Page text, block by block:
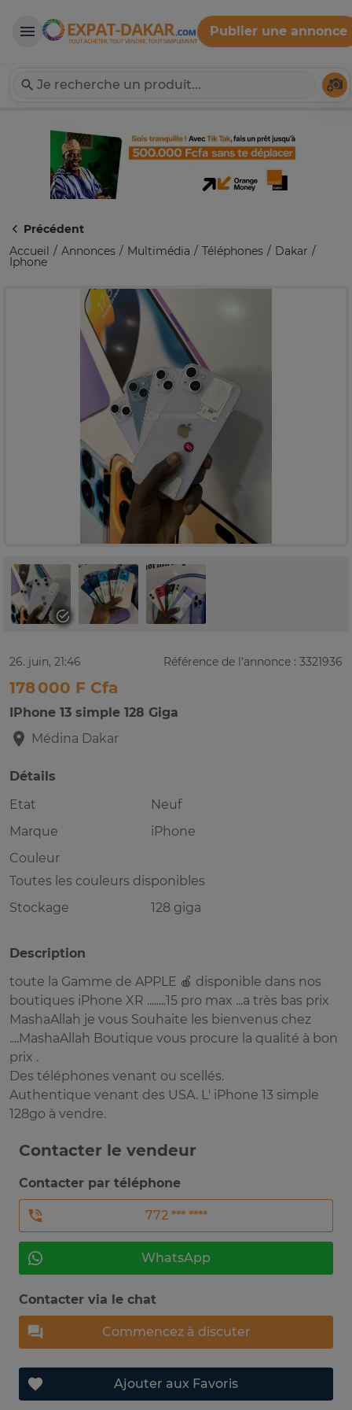
Expat-Dakar
Publier une annonce
Précédent
Accueil
Annonces Multimédia Téléphones Dakar
Iphone
26. juin, 21:46 Référence de l'annonce : 3321936
178 000 F Cfa
IPhone 13 simple 128 Giga
Médina Dakar
Détails
Etat
Neuf
Marque
iPhone
Couleur
Toutes les couleurs disponibles
Stockage
128 giga
Description
toute la Gamme de APPLE 🍎 disponible dans nos
boutiques iPhone XR ........15 pro max ...a très bas prix
MashaAllah je vous Souhaite les bienvenus chez
....MashaAllah Boutique vous procure la qualité à bon
prix .
Des téléphones venant ou scellés.
Authentique venant des USA. L' iPhone 13 simple
128go à vendre.
Contacter le vendeur
Contacter par téléphone
772 *** ****
WhatsApp
Contacter via le chat
Commencez à discuter
Ajouter aux Favoris